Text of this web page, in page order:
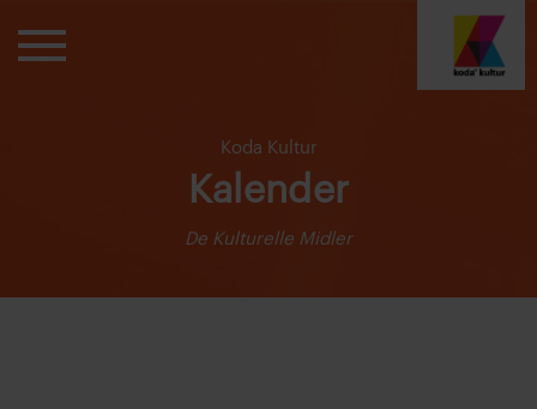
Koda Kultur
Kalender
De Kulturelle Midler